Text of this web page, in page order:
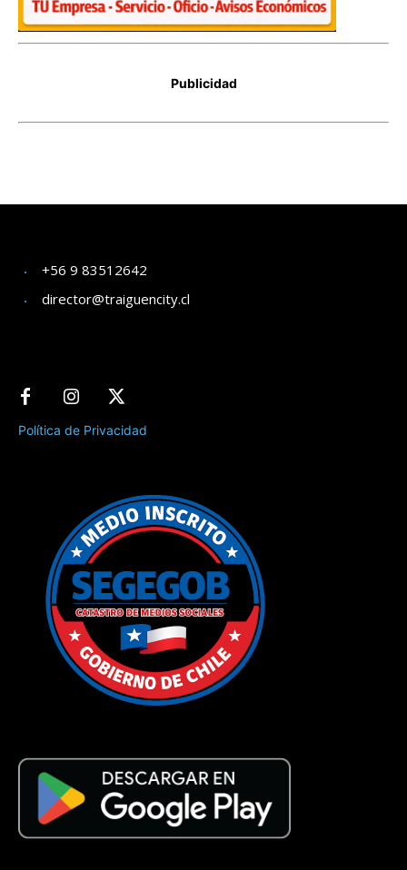
+56 9 83512642
director@traiguencity.cl
Política de Privacidad